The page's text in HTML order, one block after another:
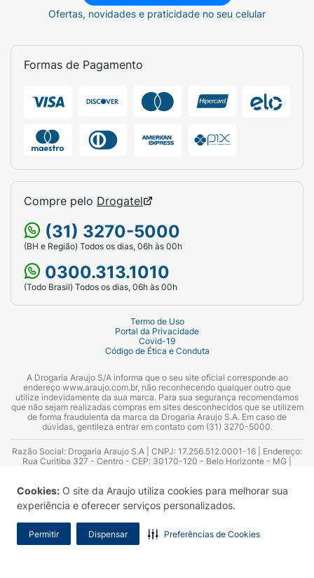
Cookies: O site da Araujo utiliza cookies para melhorar sua
experiência e oferecer serviços personalizados.
Permitir Dispensar Preferências de Cookies
Ofertas, novidades e praticidade no seu celular
Formas de Pagamento
Compre pelo Drogatel
(31) 3270-5000
(BH e Região) Todos os dias, 06h às 00h
0300.313.1010
(Todo Brasil) Todos os dias, 06h às 00h
Termo de Uso
Portal da Privacidade
Covid-19
Código de Ética e Conduta
A Drogaria Araujo S/A informa que o seu site oficial corresponde ao
endereço www.araujo.com.br, não reconhecendo qualquer outro que
utilize indevidamente da sua marca. Para sua segurança recomendamos
que não sejam realizadas compras em sites desconhecidos que se utilizem
de forma fraudulenta da marca da Drogaria Araujo S.A. Em caso de
dúvidas, gentileza entrar em contato com (31) 3270-5000.
Razão Social: Drogaria Araujo S.A | CNPJ: 17.256.512.0001-16 | Endereço:
Rua Curitiba 327 - Centro - CEP: 30170-120 - Belo Horizonte - MG |
Azevedo Guimarães – CRF 10.965 | Yasmin Silva Alvarenga – CRF 52.584 -
Consultor substituto: Thiago Aguiar Pinheiro - CRF Nº 13.748. Alvará
Sanitário: 2025020713 | Autorização de Funcionamento da Empresa (AFE):